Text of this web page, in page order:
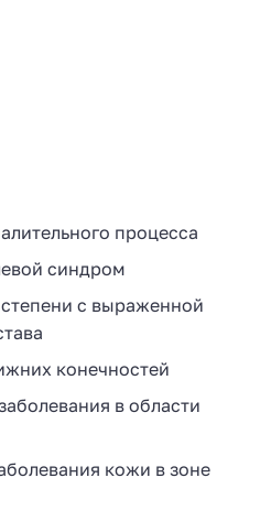
процесса
синдром
с выраженной
конечностей
в области
кожи в зоне